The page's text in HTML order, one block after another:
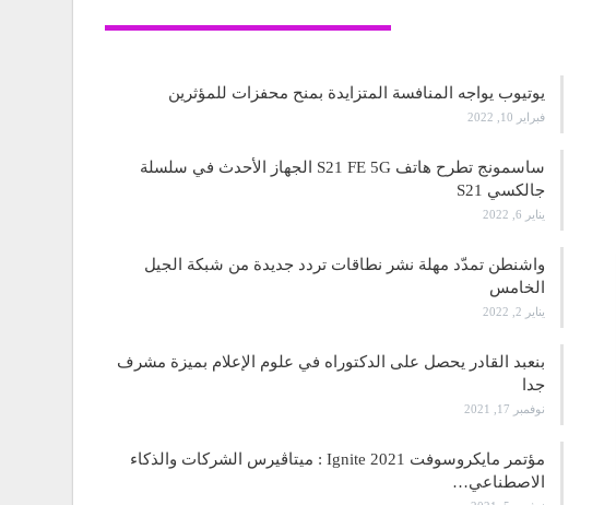
يوتيوب يواجه المنافسة المتزايدة بمنح محفزات للمؤثرين
فبراير 10, 2022
ساسمونج تطرح هاتف S21 FE 5G الجهاز الأحدث في سلسلة
جالكسي S21
يناير 6, 2022
واشنطن تمدّد مهلة نشر نطاقات تردد جديدة من شبكة الجيل
الخامس
يناير 2, 2022
بنعبد القادر يحصل على الدكتوراه في علوم الإعلام بميزة مشرف
جدا
نوفمبر 17, 2021
مؤتمر مايكروسوفت Ignite 2021 : ميتاڤيرس الشركات والذكاء
الاصطناعي…